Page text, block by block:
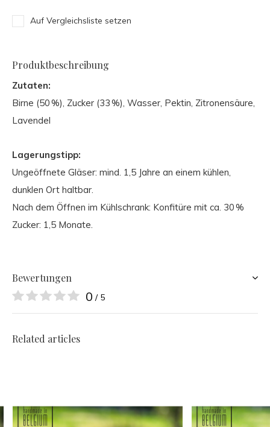
Auf Vergleichsliste setzen
Produktbeschreibung
Zutaten:
Birne (50 %), Zucker (33 %), Wasser, Pektin, Zitronensäure,
Lavendel
Lagerungstipp:
Ungeöffnete Gläser: mind. 1,5 Jahre an einem kühlen,
dunklen Ort haltbar.
Nach dem Öffnen im Kühlschrank: Konfitüre mit ca. 30 %
Zucker: 1,5 Monate.
Bewertungen
0 / 5
Related articles